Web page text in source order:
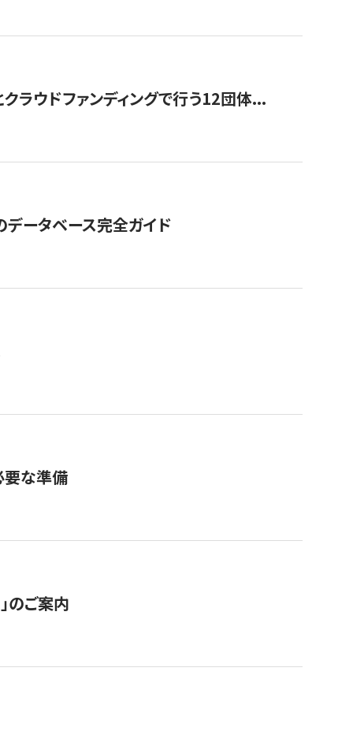
クラウドファンディングで行う12団体...
ータベース完全ガイド
要な準備
のご案内